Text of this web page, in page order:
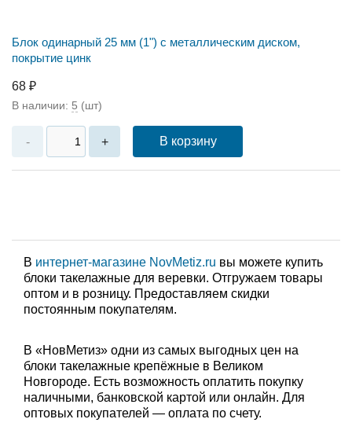
Блок одинарный 25 мм (1") с металлическим диском,
покрытие цинк
68 ₽
В наличии: 5 (шт)
- + В корзину
В интернет-магазине NovMetiz.ru вы можете купить
блоки такелажные для веревки. Отгружаем товары
оптом и в розницу. Предоставляем скидки
постоянным покупателям.
В «НовМетиз» одни из самых выгодных цен на
блоки такелажные крепёжные в Великом
Новгороде. Есть возможность оплатить покупку
наличными, банковской картой или онлайн. Для
оптовых покупателей — оплата по счету.